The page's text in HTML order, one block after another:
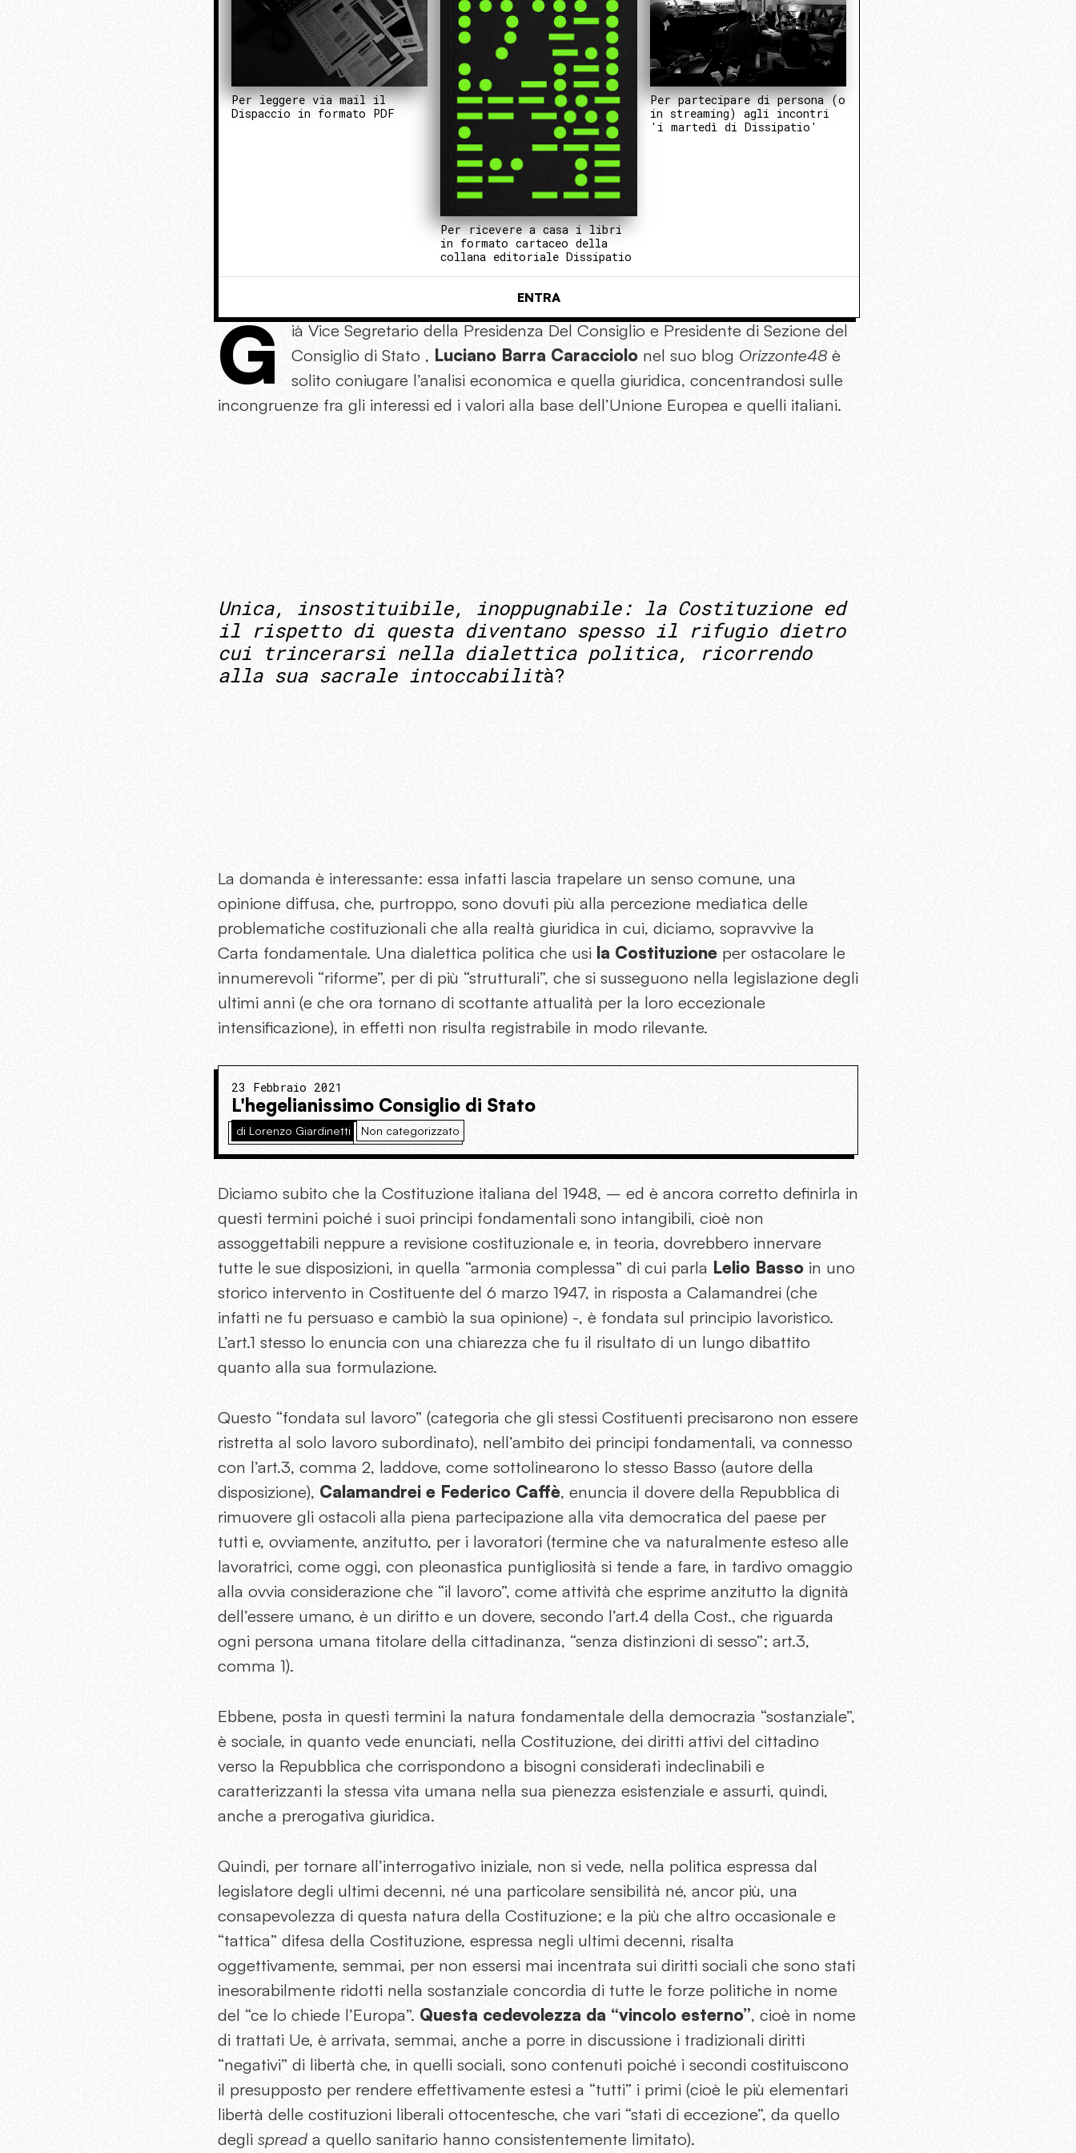
Per leggere via mail il
Dispaccio in formato PDF
Per ricevere a casa i libri
in formato cartaceo della
collana editoriale Dissipatio
Per partecipare di persona (o
in streaming) agli incontri
'i martedì di Dissipatio'
ENTRA
G
ià Vice Segretario della Presidenza Del Consiglio e Presidente di Sezione del
Consiglio di Stato , Luciano Barra Caracciolo nel suo blog Orizzonte48 è
solito coniugare l’analisi economica e quella giuridica, concentrandosi sulle
incongruenze fra gli interessi ed i valori alla base dell’Unione Europea e quelli italiani.
Unica, insostituibile, inoppugnabile: la Costituzione ed
il rispetto di questa diventano spesso il rifugio dietro
cui trincerarsi nella dialettica politica, ricorrendo
alla sua sacrale intoccabilità?
La domanda è interessante: essa infatti lascia trapelare un senso comune, una
opinione diffusa, che, purtroppo, sono dovuti più alla percezione mediatica delle
problematiche costituzionali che alla realtà giuridica in cui, diciamo, sopravvive la
Carta fondamentale. Una dialettica politica che usi la Costituzione per ostacolare le
innumerevoli “riforme”, per di più “strutturali”, che si susseguono nella legislazione degli
ultimi anni (e che ora tornano di scottante attualità per la loro eccezionale
intensificazione), in effetti non risulta registrabile in modo rilevante.
23 Febbraio 2021
L'hegelianissimo Consiglio di Stato
di Lorenzo Giardinetti Non categorizzato
Diciamo subito che la Costituzione italiana del 1948, – ed è ancora corretto definirla in
questi termini poiché i suoi principi fondamentali sono intangibili, cioè non
assoggettabili neppure a revisione costituzionale e, in teoria, dovrebbero innervare
tutte le sue disposizioni, in quella “armonia complessa” di cui parla Lelio Basso in uno
storico intervento in Costituente del 6 marzo 1947, in risposta a Calamandrei (che
infatti ne fu persuaso e cambiò la sua opinione) -, è fondata sul principio lavoristico.
L’art.1 stesso lo enuncia con una chiarezza che fu il risultato di un lungo dibattito
quanto alla sua formulazione.
Questo “fondata sul lavoro” (categoria che gli stessi Costituenti precisarono non essere
ristretta al solo lavoro subordinato), nell’ambito dei principi fondamentali, va connesso
con l’art.3, comma 2, laddove, come sottolinearono lo stesso Basso (autore della
disposizione), Calamandrei e Federico Caffè, enuncia il dovere della Repubblica di
rimuovere gli ostacoli alla piena partecipazione alla vita democratica del paese per
tutti e, ovviamente, anzitutto, per i lavoratori (termine che va naturalmente esteso alle
lavoratrici, come oggi, con pleonastica puntigliosità si tende a fare, in tardivo omaggio
alla ovvia considerazione che “il lavoro”, come attività che esprime anzitutto la dignità
dell’essere umano, è un diritto e un dovere, secondo l’art.4 della Cost., che riguarda
ogni persona umana titolare della cittadinanza, “senza distinzioni di sesso”; art.3,
comma 1).
Ebbene, posta in questi termini la natura fondamentale della democrazia “sostanziale”,
è sociale, in quanto vede enunciati, nella Costituzione, dei diritti attivi del cittadino
verso la Repubblica che corrispondono a bisogni considerati indeclinabili e
caratterizzanti la stessa vita umana nella sua pienezza esistenziale e assurti, quindi,
anche a prerogativa giuridica.
Quindi, per tornare all’interrogativo iniziale, non si vede, nella politica espressa dal
legislatore degli ultimi decenni, né una particolare sensibilità né, ancor più, una
consapevolezza di questa natura della Costituzione; e la più che altro occasionale e
“tattica” difesa della Costituzione, espressa negli ultimi decenni, risalta
oggettivamente, semmai, per non essersi mai incentrata sui diritti sociali che sono stati
inesorabilmente ridotti nella sostanziale concordia di tutte le forze politiche in nome
del “ce lo chiede l’Europa”. Questa cedevolezza da “vincolo esterno”, cioè in nome
di trattati Ue, è arrivata, semmai, anche a porre in discussione i tradizionali diritti
“negativi” di libertà che, in quelli sociali, sono contenuti poiché i secondi costituiscono
il presupposto per rendere effettivamente estesi a “tutti” i primi (cioè le più elementari
libertà delle costituzioni liberali ottocentesche, che vari “stati di eccezione”, da quello
degli spread a quello sanitario hanno consistentemente limitato).